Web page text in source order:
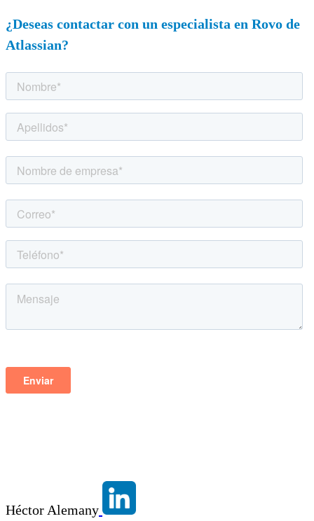
¿Deseas contactar con un especialista en Rovo de
Atlassian?
Héctor Alemany